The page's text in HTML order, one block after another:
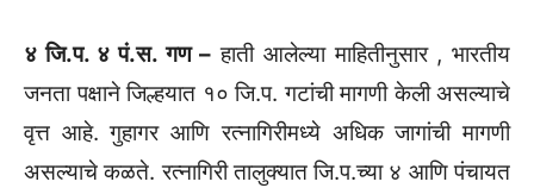
४ जि.प. ४ पं.स. गण – हाती आलेल्या माहितीनुसार , भारतीय
जनता पक्षाने जिल्हयात १० जि.प. गटांची मागणी केली असल्याचे
वृत्त आहे. गुहागर आणि रत्नागिरीमध्ये अधिक जागांची मागणी
असल्याचे कळते. रत्नागिरी तालुक्यात जि.प.च्या ४ आणि पंचायत